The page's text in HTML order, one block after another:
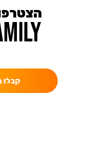
קבלו